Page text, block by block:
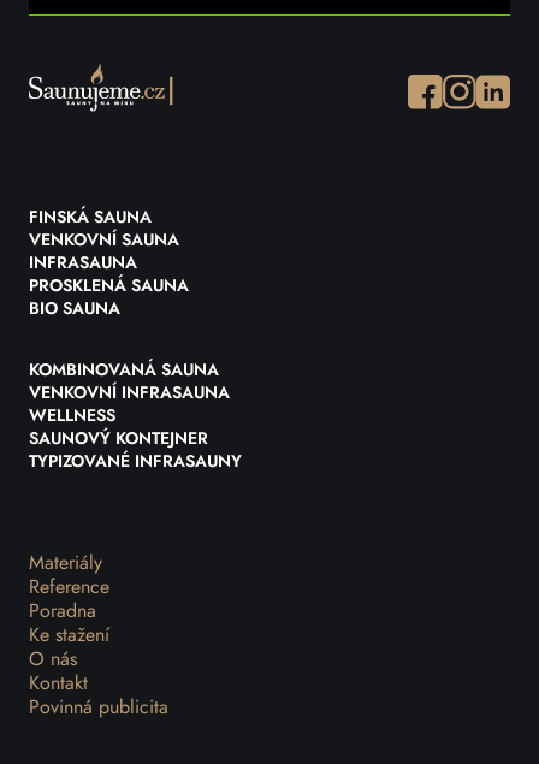
Facebook
Instagram
FINSKÁ SAUNA
VENKOVNÍ SAUNA
INFRASAUNA
PROSKLENÁ SAUNA
BIO SAUNA
KOMBINOVANÁ SAUNA
VENKOVNÍ INFRASAUNA
WELLNESS
SAUNOVÝ KONTEJNER
TYPIZOVANÉ INFRASAUNY
Materiály
Reference
Poradna
Ke stažení
O nás
Kontakt
Povinná publicita